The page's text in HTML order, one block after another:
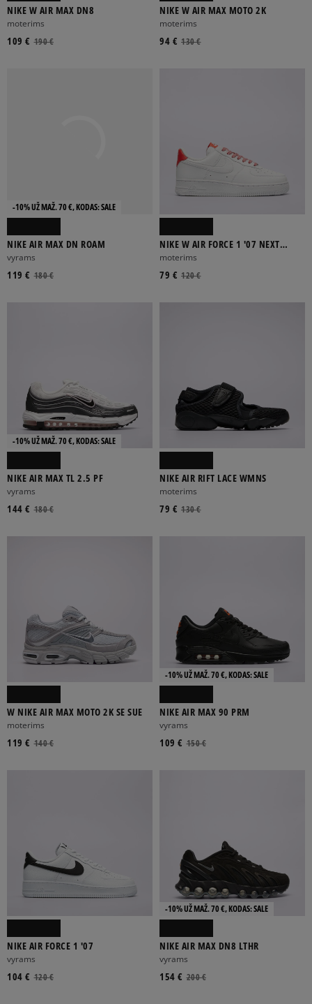
NIKE W AIR MAX DN8
moterims
190 €
109 €
NIKE W AIR MAX MOTO 2K
moterims
130 €
94 €
-10% UŽ MAŽ. 70 €, KODAS: SALE
NIKE AIR MAX DN ROAM
vyrams
180 €
119 €
NIKE W AIR FORCE 1 '07 NEXT
NATURE
moterims
120 €
79 €
-10% UŽ MAŽ. 70 €, KODAS: SALE
NIKE AIR MAX TL 2.5 PF
vyrams
180 €
144 €
NIKE AIR RIFT LACE WMNS
moterims
130 €
79 €
W NIKE AIR MAX MOTO 2K SE SUE
moterims
140 €
119 €
-10% UŽ MAŽ. 70 €, KODAS: SALE
NIKE AIR MAX 90 PRM
vyrams
150 €
109 €
NIKE AIR FORCE 1 '07
vyrams
120 €
104 €
-10% UŽ MAŽ. 70 €, KODAS: SALE
NIKE AIR MAX DN8 LTHR
vyrams
200 €
154 €